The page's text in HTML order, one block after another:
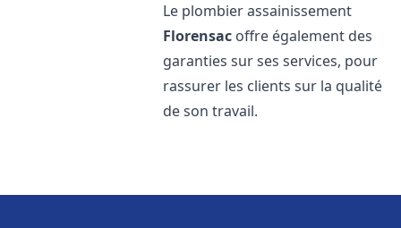
Le plombier assainissement
Florensac offre également des
garanties sur ses services, pour
rassurer les clients sur la qualité
de son travail.